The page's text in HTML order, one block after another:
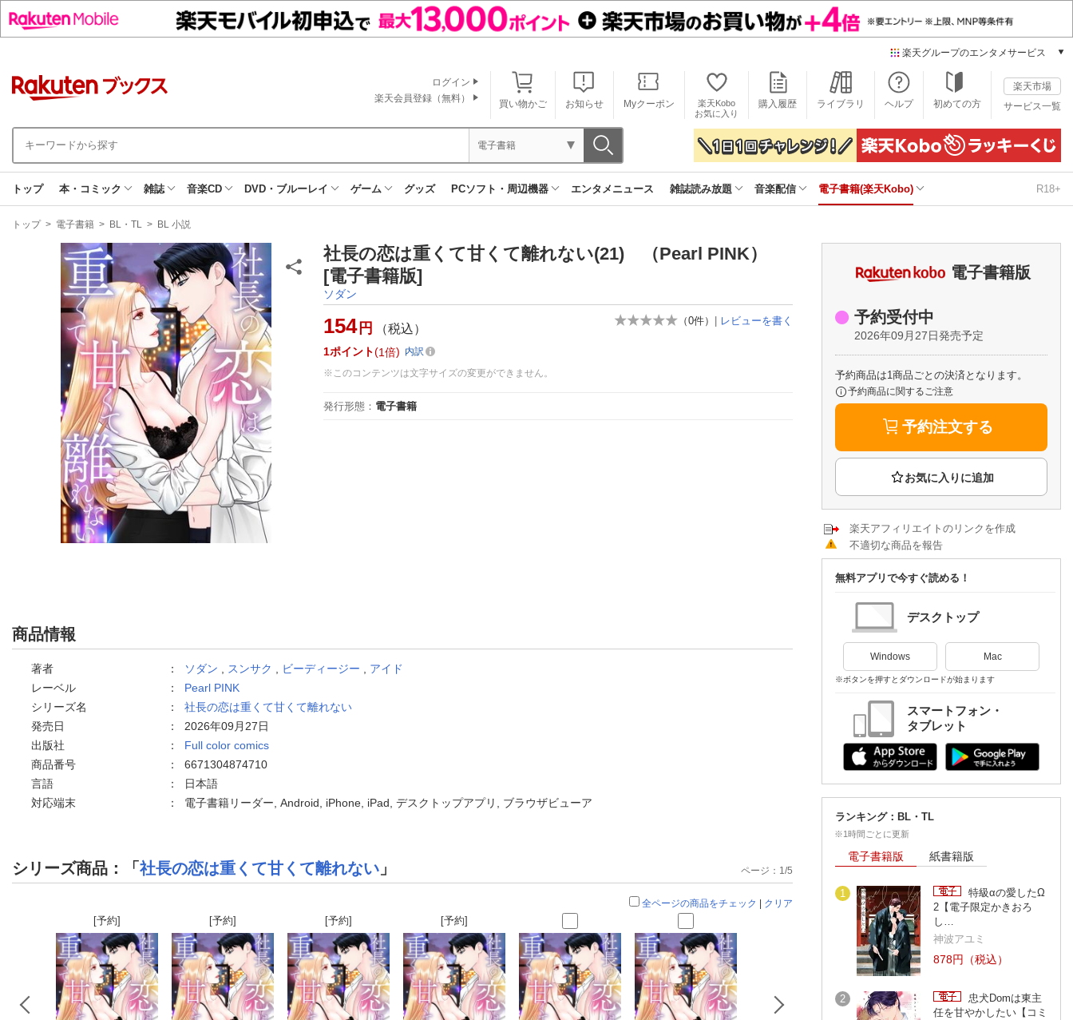
楽天グループのエンタメサービス
本/ゲーム/CD/DVD
楽天ブックス
電子書籍
楽天Kobo
雑誌読み放題
楽天ミュージック
楽天TV
動画配信ガイド
Rakuten PLAY
Rチャンネル
チケット
楽天チケット
エンタメニュース
推し楽
買い物かご お知らせ Myクーポン
楽天Kobo
お気に入り
購入履歴 ライブラリ ヘルプ 初めての方
楽天市場
サービス一覧
ログイン
楽天会員登録（無料）
電子書籍
トップ 本・コミック 雑誌 音楽CD DVD・ブルーレイ ゲーム グッズ PCソフト・周辺機器 エンタメニュース 雑誌読み放題 音楽配信 電子書籍(楽天Kobo) R18+
現
トップ > 電子書籍 > BL・TL > BL 小説
社長の恋は重くて甘くて離れない(21) （Pearl PINK）
[電子書籍版]
ソダン
（0件） | レビューを書く
154 円 （税込）
1ポイント 1倍
内訳
※このコンテンツは文字サイズの変更ができません。
発行形態 ： 電子書籍
商品情報
著者 ： ソダン スンサク ビーディージー
アイド
レーベル
： Pearl PINK
シリーズ名
： 社長の恋は重くて甘くて離れない
発売日
： 2026年09月27日
出版社
： Full color comics
商品番号
： 6671304874710
言語
：
日本語
対応端末
： 電子書籍リーダー, Android, iPhone, iPad, デスクトップアプリ, ブラウザビューア
シリーズ商品：「社長の恋は重くて甘くて離れない 」 ページ：1/5
全ページの商品をチェック | クリア
[予約] [予約] [予約] [予約]
電子書籍版
予約受付中
2026年09月27日発売予定
予約商品は1商品ごとの決済となります。
予約商品に関するご注意
予約注文する
楽天アフィリエイトのリンクを作成
不適切な商品を報告
無料アプリで今すぐ読める！
デスクトップ
Windows Mac
※ボタンを押すとダウンロードが始まります
スマートフォン・
タブレット
ランキング：BL・TL
※1時間ごとに更新
電子書籍版 紙書籍版
1
特級αの愛したΩ
2【電子限定かきおろ
し…
神波アユミ
878円（税込）
2
忠犬Domは東主
任を甘やかしたい【コミ